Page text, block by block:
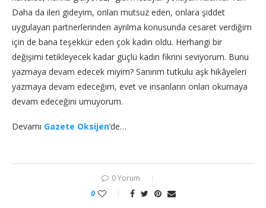
Daha da ileri gideyim, onları mutsuz eden, onlara şiddet
uygulayan partnerlerinden ayrılma konusunda cesaret verdiğim
için de bana teşekkür eden çok kadın oldu. Herhangi bir
değişimi tetikleyecek kadar güçlü kadın fikrini seviyorum. Bunu
yazmaya devam edecek miyim? Sanırım tutkulu aşk hikâyeleri
yazmaya devam edeceğim, evet ve insanların onları okumaya
devam edeceğini umuyorum.
Devamı Gazete Oksijen‘de…
0 Yorum
0